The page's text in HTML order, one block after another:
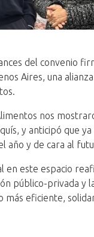
del convenio
Aires, una
nos
y anticipó que
año y de cara al
en este espacio
público-privada y
más eficiente,